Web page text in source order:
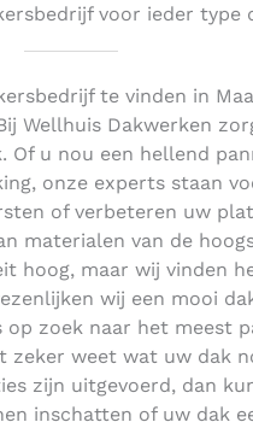
voor ieder type
te vinden in
Wellhuis Dakwerken
Of u nou een hellend
onze experts staan
of verbeteren uw
materialen van de
hoog, maar wij vinden
wij een mooi
zoek naar het meest
zeker weet wat uw dak
zijn uitgevoerd, dan
inschatten of uw dak